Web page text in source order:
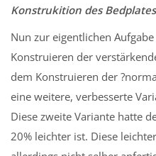
Konstrukition des Bedplates
Nun zur eigentlichen
Konstruieren der
dem Konstruieren der
eine weitere, verbesserte
Diese zweite Variante hatte
20% leichter ist. Diese